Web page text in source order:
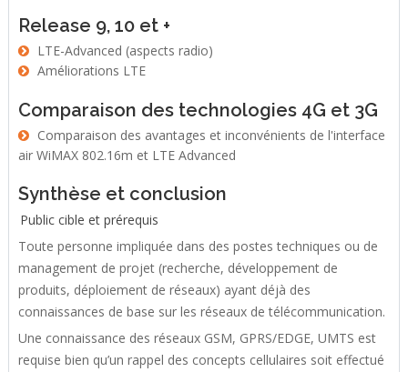
Release 9, 10 et +
LTE-Advanced (aspects radio)
Améliorations LTE
Comparaison des technologies 4G et 3G
air WiMAX 802.16m et LTE Advanced
Synthèse et conclusion
Public cible et prérequis
Toute personne impliquée dans des postes techniques ou de
management de projet (recherche, développement de
produits, déploiement de réseaux) ayant déjà des
connaissances de base sur les réseaux de télécommunication.
Une connaissance des réseaux GSM, GPRS/EDGE, UMTS est
requise bien qu’un rappel des concepts cellulaires soit effectué